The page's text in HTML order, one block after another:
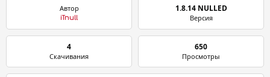
Автор
iTnull
1.8.14 NULLED
Версия
4
Скачивания
650
Просмотры